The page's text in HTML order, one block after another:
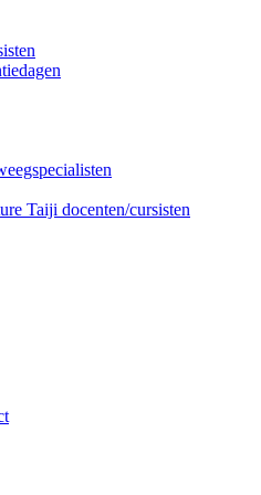
Taiji docenten/cursisten